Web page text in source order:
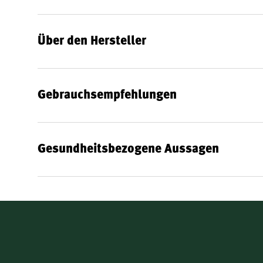
Eigenschaften von Magnesiumcitrat
Magnesiumcitrat
anderen Magnesiumverbindungen ist Magnesiumcitrat
Gute Verträglichkeit:
Die organische Form ist
Vegan und glutenfrei:Das Produkt ist frei von
Magnesium ist ein essenzieller Mineralstoff, der im
bestätigten Funktionen zählen:
Über den Hersteller
Gebrauchsempfehlungen
Gesundheitsbezogene Aussagen